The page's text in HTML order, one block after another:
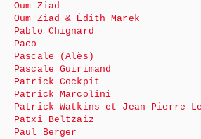
Oum Ziad
Oum Ziad & Édith Marek
Pablo Chignard
Paco
Pascale (Alès)
Pascale Guirimand
Patrick Cockpit
Patrick Marcolini
Patrick Watkins et Jean-Pierre
Patxi Beltzaiz
Paul Berger